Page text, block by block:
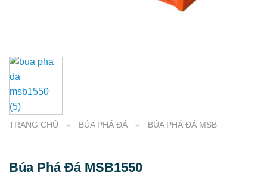
TRANG CHỦ » BÚA PHÁ ĐÁ » BÚA PHÁ ĐÁ MSB
Búa Phá Đá MSB1550